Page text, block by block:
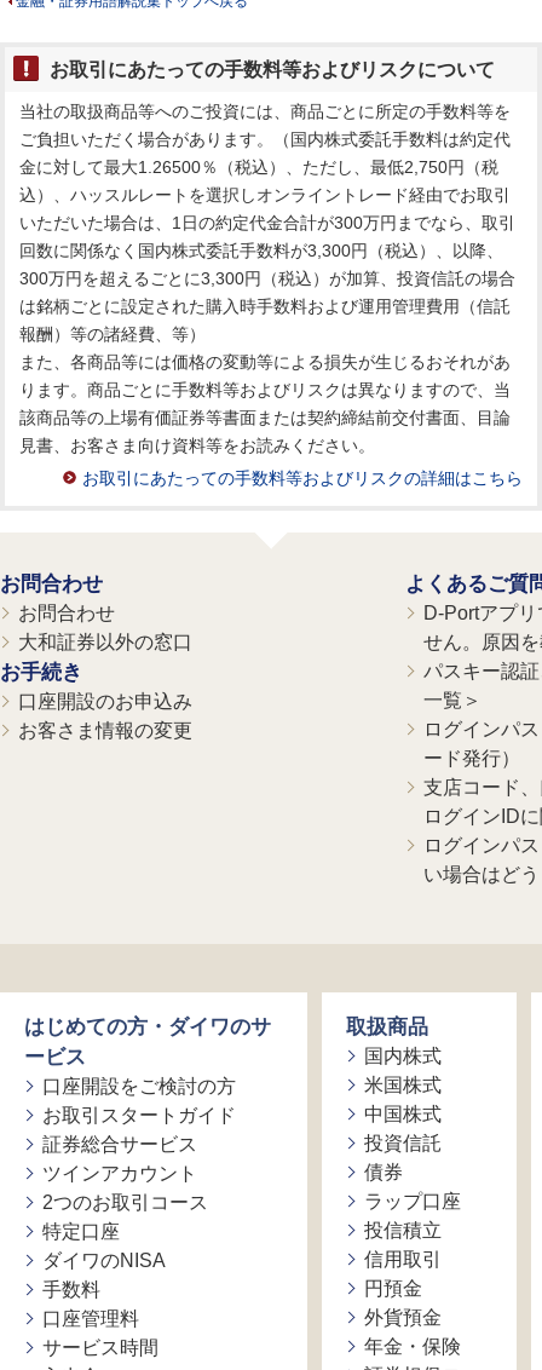
お取引にあたっての手数料等およびリスクについて
当社の取扱商品等へのご投資には、商品ごとに所定の手数料等を
ご負担いただく場合があります。（国内株式委託手数料は約定代
金に対して最大1.26500％（税込）、ただし、最低2,750円（税
込）、ハッスルレートを選択しオンライントレード経由でお取引
いただいた場合は、1日の約定代金合計が300万円までなら、取引
回数に関係なく国内株式委託手数料が3,300円（税込）、以降、
300万円を超えるごとに3,300円（税込）が加算、投資信託の場合
は銘柄ごとに設定された購入時手数料および運用管理費用（信託
報酬）等の諸経費、等）
また、各商品等には価格の変動等による損失が生じるおそれがあ
ります。商品ごとに手数料等およびリスクは異なりますので、当
該商品等の上場有価証券等書面または契約締結前交付書面、目論
見書、お客さま向け資料等をお読みください。
お取引にあたっての手数料等およびリスクの詳細はこちら
お問合わせ
お問合わせ
大和証券以外の窓口
お手続き
口座開設のお申込み
お客さま情報の変更
よくあるご質
D-Portアプ
せん。原因
パスキー認
一覧＞
ログインパ
ード発行）
支店コード
ログインID
ログインパ
い場合はど
はじめての方・ダイワのサ
ービス
口座開設をご検討の方
お取引スタートガイド
証券総合サービス
ツインアカウント
2つのお取引コース
特定口座
ダイワのNISA
手数料
口座管理料
サービス時間
取扱商品
国内株式
米国株式
中国株式
投資信託
債券
ラップ口座
投信積立
信用取引
円預金
外貨預金
年金・保険